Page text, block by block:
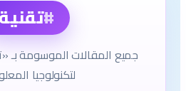
#تقنية
جميع المقالات الموسومة بـ
لتكنولوجيا